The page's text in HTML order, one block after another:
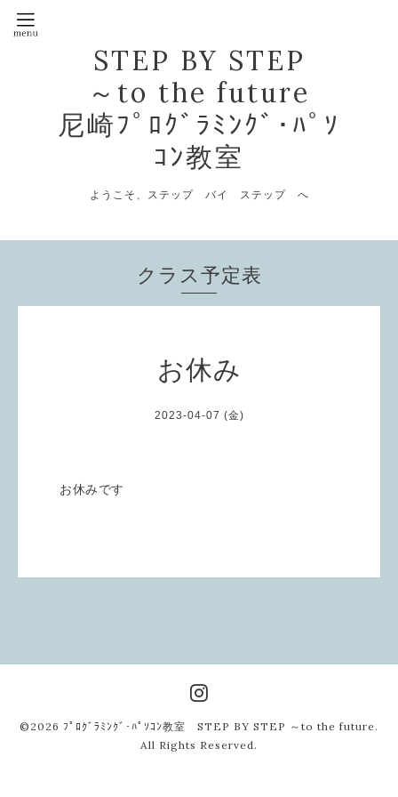
STEP BY STEP
～to the future
尼崎ﾌﾟﾛｸﾞﾗﾐﾝｸﾞ･ﾊﾟｿ
ｺﾝ教室
ようこそ、ステップ バイ ステップ へ
クラス予定表
お休み
2023-04-07 (金)
お休みです
©2026 ﾌﾟﾛｸﾞﾗﾐﾝｸﾞ･ﾊﾟｿｺﾝ教室 STEP BY STEP ～to the future.
All Rights Reserved.